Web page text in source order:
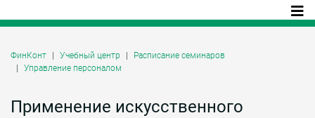
ФинКонт Учебный центр
Расписание семинаров
Управление персоналом
Применение искусственного
Даю согласие на обработку персональных